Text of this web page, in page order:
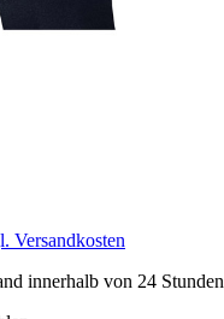
Versandkosten
innerhalb von 24 Stunden